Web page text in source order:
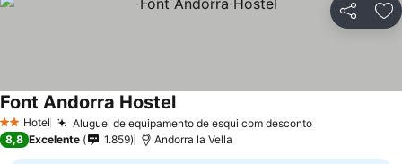
Partilhar
2 Estrelas
Hotel Aluguel de equipamento de esqui com descontoVer preços
Font Andorra HostelVer preços
8,8 Excelente 1.859 Andorra la Vella